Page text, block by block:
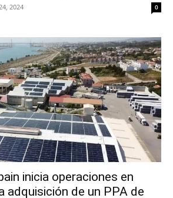
2024 0
inicia operaciones en
adquisición de un PPA de